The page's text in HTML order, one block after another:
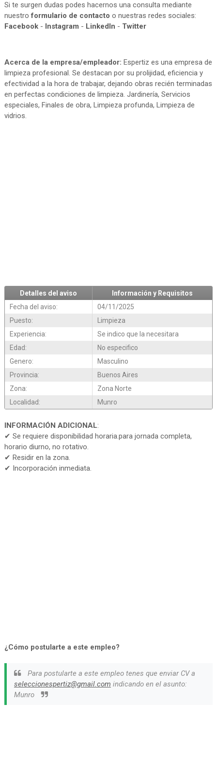
Si te surgen dudas podes hacernos una consulta mediante
nuestroformulario de contacto o nuestras redes sociales:
Facebook- Instagram - LinkedIn - Twitter
Acerca de la empresa/empleador: Espertiz es una empresa de
limpieza profesional. Se destacan por su prolijidad, eficiencia y
efectividad a la hora de trabajar, dejando obras recién terminadas
en perfectas condiciones de limpieza. Jardinería, Servicios
especiales, Finales de obra, Limpieza profunda, Limpieza de
vidrios.
Detalles del aviso
Información y Requisitos
Fecha del aviso:
04/11/2025
Puesto:
Limpieza
Experiencia:
Se indico que la necesitara
Edad:
No especifico
Genero:
Masculino
Provincia:
Buenos Aires
Zona:
Zona Norte
Localidad:
Munro
INFORMACIÓN ADICIONAL:
✔ Se requiere disponibilidad horaria.para jornada completa,
horario diurno, no rotativo.
✔ Residir en la zona.
✔ Incorporación inmediata.
¿Cómo postularte a este empleo?
Para postularte a este empleo tenes que enviar CV a
seleccionespertiz@gmail.com indicando en el asunto:
Munro